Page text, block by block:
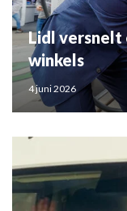
Lidl versnelt
winkels
4 juni 2026